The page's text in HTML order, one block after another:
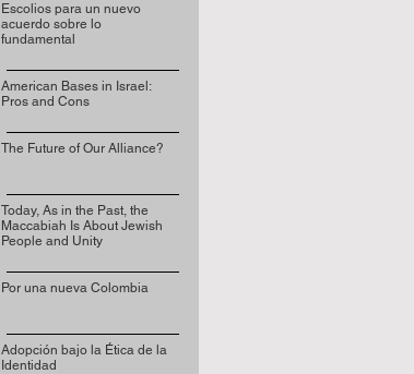
Escolios para un nuevo
acuerdo sobre lo
fundamental
American Bases in Israel:
Pros and Cons
The Future of Our Alliance?
Today, As in the Past, the
Maccabiah Is About Jewish
People and Unity
Por una nueva Colombia
Adopción bajo la Ética de la
Identidad